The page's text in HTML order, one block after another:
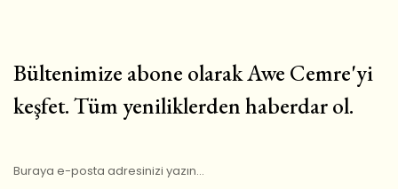
Bültenimize abone olarak Awe Cemre'yi
keşfet. Tüm yeniliklerden haberdar ol.